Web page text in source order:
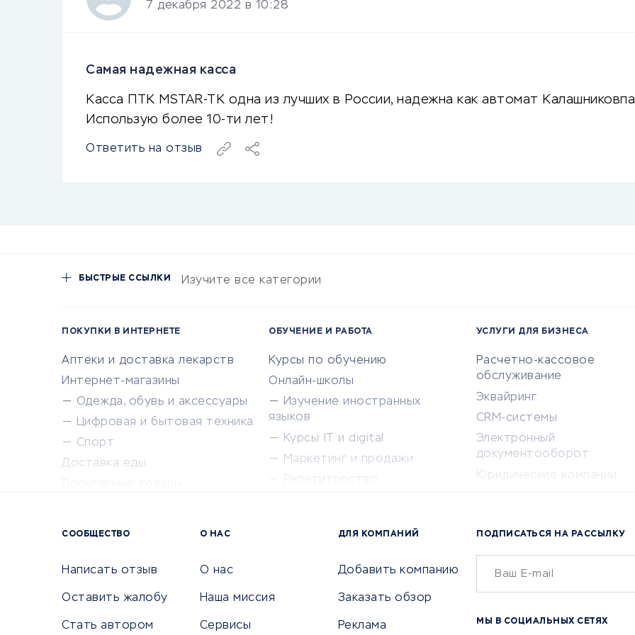
7 декабря 2022 в 10:28
Самая надежная касса
Касса ПТК MSTAR-TK одна из лучших в России, надежна как автомат
Использую более 10-ти лет!
Ответить на отзыв
БЫСТРЫЕ ССЫЛКИ Изучите все категории
ПОКУПКИ В ИНТЕРНЕТЕ
Аптеки и доставка лекарств
Интернет-магазины
Одежда, обувь и аксессуары
Цифровая и бытовая техника
Спорт
Доставка еды
ОБУЧЕНИЕ И РАБОТА
Курсы по обучению
Онлайн-школы
Изучение иностранных
языков
Курсы IT и digital
Маркетинг и продажи
Сетевой маркетинг
УСЛУГИ ДЛЯ БИЗНЕСА
Расчетно-кассовое
обслуживание
Эквайринг
CRM-системы
Электронный
документооборот
Юридические компании
Бухгалтерия онлайн
Онлайн-кассы
SERM
СООБЩЕСТВО
Написать отзыв
Оставить жалобу
Стать автором
О НАС
О нас
Наша миссия
Сервисы
ДЛЯ КОМПАНИЙ
Добавить компанию
Заказать обзор
Реклама
ПОДПИСАТЬСЯ НА РАССЫЛКУ
МЫ В СОЦИАЛЬНЫХ СЕТЯХ